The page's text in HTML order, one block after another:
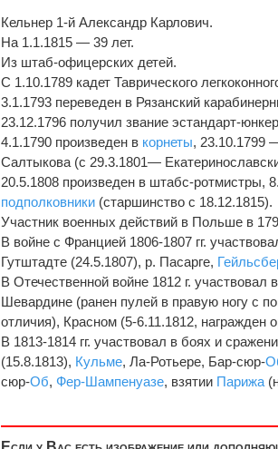
Кельнер 1-й Александр Карлович.
На 1.1.1815 — 39 лет.
Из штаб-офицерских детей.
С 1.10.1789 кадет Таврического
3.1.1793 переведен в Рязанский
23.12.1796 получил звание эстандарт-
4.1.1790 произведен в корнеты, 23.10.1799
Салтыкова (с 29.3.1801—
20.5.1808 произведен в штабс-
подполковники (старшинство с 18.12.1815).
Участник военных действий в Польше в
В войне с Францией 1806-1807 гг.
Гутштадте (24.5.1807), р. Пасарге,
В Отечественной войне 1812 г.
Шевардине (ранен пулей в правую ногу с
отличия), Красном (5-6.11.1812,
В 1813-1814 гг. участвовал в боях и
(15.8.1813), Кульме, Ла-Ротьере, Бар-сюр-
сюр-Об, Фер-Шампенуазе, взятии Парижа